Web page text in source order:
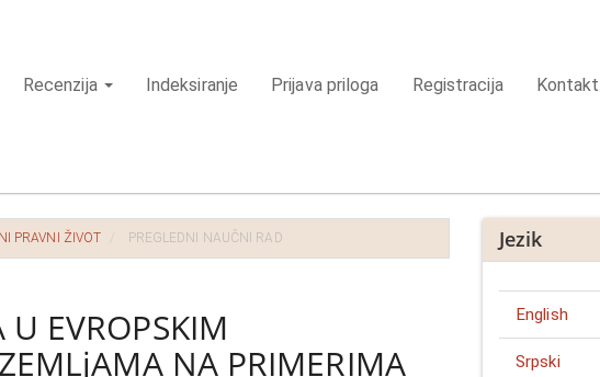
Recenzija Indeksiranje Prijava priloga Registracija Kontakt
PRAVNI ŽIVOT PREGLEDNI NAUČNI RAD
EVROPSKIM
NA PRIMERIMA
Jezik
English
Srpski